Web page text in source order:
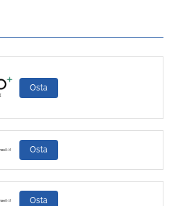
Osta
Osta
Osta